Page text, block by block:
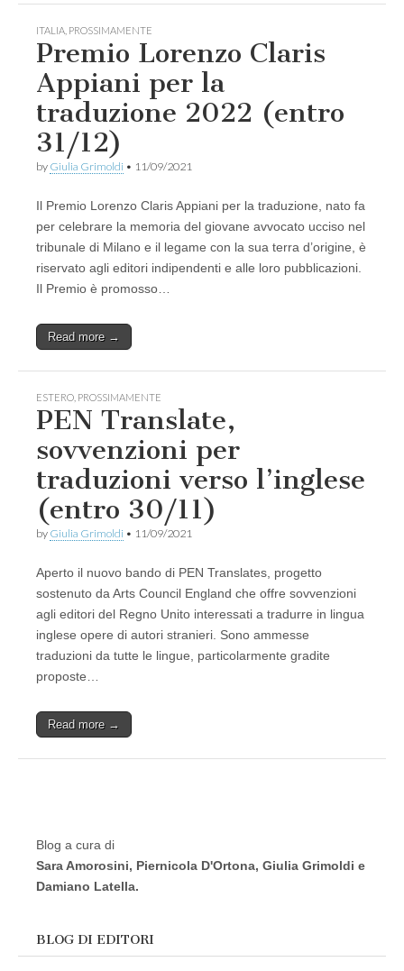
ITALIA PROSSIMAMENTE
Premio Lorenzo Claris
Appiani per la
traduzione 2022 (entro
31/12)
by Giulia Grimoldi • 11/09/2021
Il Premio Lorenzo Claris Appiani per la traduzione, nato fa
per celebrare la memoria del giovane avvocato ucciso nel
tribunale di Milano e il legame con la sua terra d’origine, è
riservato agli editori indipendenti e alle loro pubblicazioni.
Il Premio è promosso…
Read more →
ESTERO PROSSIMAMENTE
PEN Translate,
sovvenzioni per
traduzioni verso l’inglese
(entro 30/11)
by Giulia Grimoldi • 11/09/2021
Aperto il nuovo bando di PEN Translates, progetto
sostenuto da Arts Council England che offre sovvenzioni
agli editori del Regno Unito interessati a tradurre in lingua
inglese opere di autori stranieri. Sono ammesse
traduzioni da tutte le lingue, particolarmente gradite
proposte…
Read more →
Blog a cura di
Sara Amorosini, Piernicola D'Ortona, Giulia Grimoldi e
Damiano Latella.
BLOG DI EDITORI